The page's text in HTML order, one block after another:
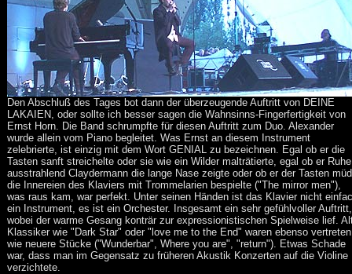
Den Abschluß des Tages bot dann der überzeugende Auftritt von DEINE
LAKAIEN, oder sollte ich besser sagen die Wahnsinns-Fingerfertigkeit von
Ernst Horn. Die Band schrumpfte für diesen Auftritt zum Duo. Alexander
wurde allein vom Piano begleitet. Was Ernst an diesem Instrument
zelebrierte, ist einzig mit dem Wort GENIAL zu bezeichnen. Egal ob er die
Tasten sanft streichelte oder sie wie ein Wilder malträtierte, egal ob er Ruhe
ausstrahlend Claydermann die lange Nase zeigte oder ob er der Tasten
die Innereien des Klaviers mit Trommelarien bespielte ("The mirror men"),
was raus kam, war perfekt. Unter seinen Händen ist das Klavier nicht
ein Instrument, es ist ein Orchester. Insgesamt ein sehr gefühlvoller Auftritt,
wobei der warme Gesang konträr zur expressionistischen Spielweise lief.
Klassiker wie "Dark Star" oder "love me to the End" waren ebenso vertreten
wie neuere Stücke ("Wunderbar", Where you are", "return"). Etwas Schade
war, dass man im Gegensatz zu früheren Akustik Konzerten auf die Violine
verzichtete.